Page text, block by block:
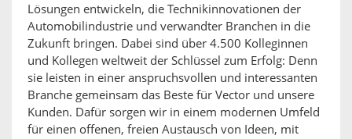
Lösungen entwickeln, die Technikinnovationen der
Automobilindustrie und verwandter Branchen in die
Zukunft bringen. Dabei sind über 4.500 Kolleginnen
und Kollegen weltweit der Schlüssel zum Erfolg: Denn
sie leisten in einer anspruchsvollen und interessanten
Branche gemeinsam das Beste für Vector und unsere
Kunden. Dafür sorgen wir in einem modernen Umfeld
für einen offenen, freien Austausch von Ideen, mit